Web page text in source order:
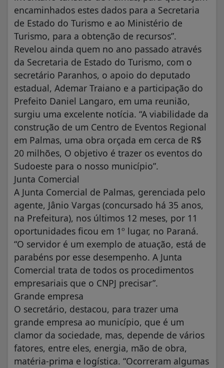
encaminhados estes dados para a Secretaria
de Estado do Turismo e ao Ministério de
Turismo, para a obtenção de recursos”.
Revelou ainda quem no ano passado através
da Secretaria de Estado do Turismo, com o
secretário Paranhos, o apoio do deputado
estadual, Ademar Traiano e a participação do
Prefeito Daniel Langaro, em uma reunião,
surgiu uma excelente notícia. “A viabilidade da
construção de um Centro de Eventos Regional
em Palmas, uma obra orçada em cerca de R$
20 milhões, O objetivo é trazer os eventos do
Sudoeste para o nosso município”.
Junta Comercial
A Junta Comercial de Palmas, gerenciada pelo
agente, Jânio Vargas (concursado há 35 anos,
na Prefeitura), nos últimos 12 meses, por 11
oportunidades ficou em 1º lugar, no Paraná.
“O servidor é um exemplo de atuação, está de
parabéns por esse desempenho. A Junta
Comercial trata de todos os procedimentos
empresariais que o CNPJ precisar”.
Grande empresa
O secretário, destacou, para trazer uma
grande empresa ao município, que é um
clamor da sociedade, mas, depende de vários
fatores, entre eles, energia, mão de obra,
matéria-prima e logística. “Ocorreram algumas